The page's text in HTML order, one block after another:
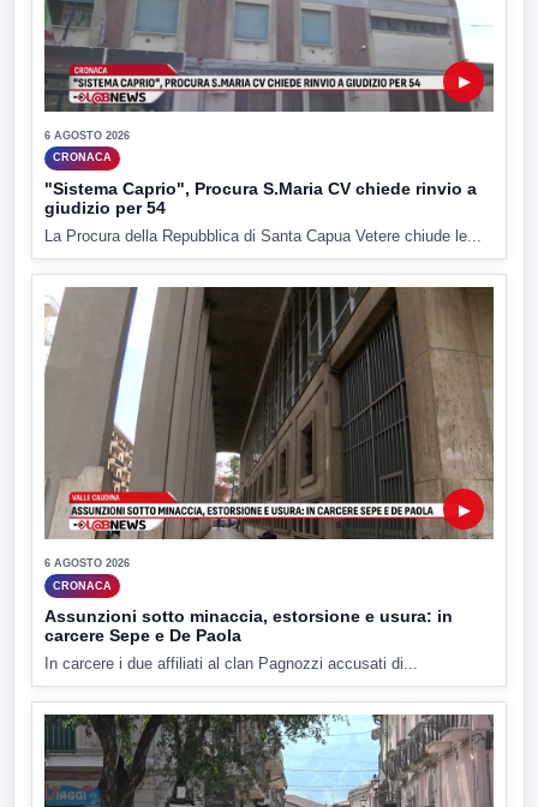
▶
6 AGOSTO 2026
CRONACA
"Sistema Caprio", Procura S.Maria CV chiede rinvio a
giudizio per 54
La Procura della Repubblica di Santa Capua Vetere chiude le...
▶
6 AGOSTO 2026
CRONACA
Assunzioni sotto minaccia, estorsione e usura: in
carcere Sepe e De Paola
In carcere i due affiliati al clan Pagnozzi accusati di...